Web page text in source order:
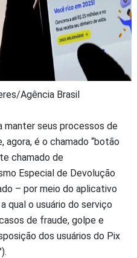
Agência Brasil
manter seus processos de
agora, é o chamado “botão
chamado de
Especial de Devolução
– por meio do aplicativo
qual o usuário do serviço
de fraude, golpe e
dos usuários do Pix